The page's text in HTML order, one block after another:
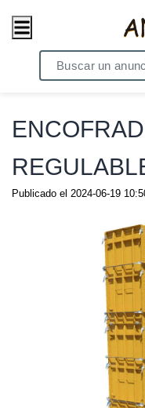
/ Compras - Ventas /
Publicado el 2024-06-19